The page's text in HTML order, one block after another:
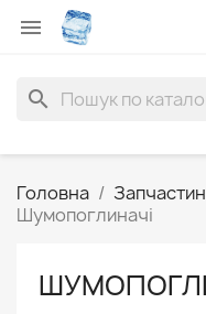

search
Головна
Шумопоглиначі